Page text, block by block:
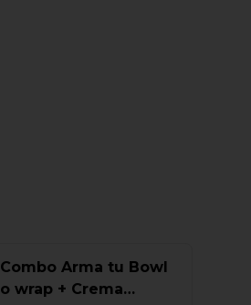
Combo Arma tu Bowl
o wrap + Crema